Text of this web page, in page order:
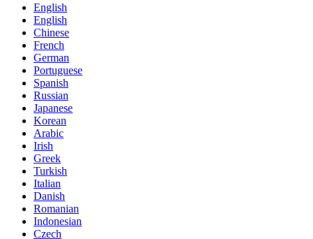
English
English
Chinese
French
German
Portuguese
Spanish
Russian
Japanese
Korean
Arabic
Irish
Greek
Turkish
Italian
Danish
Romanian
Indonesian
Czech